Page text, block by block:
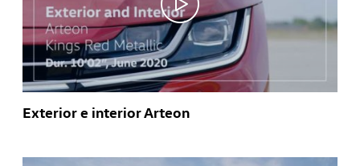
Exterior e interior Arteon